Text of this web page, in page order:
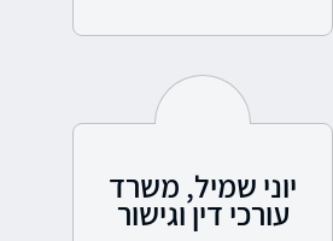
יוני שמיל, משרד
עורכי דין וגישור